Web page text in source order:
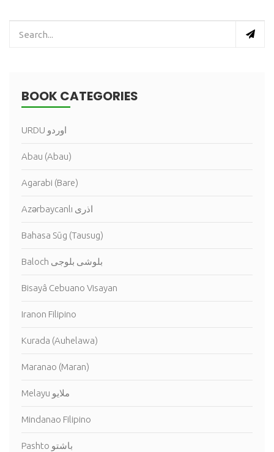
BOOK CATEGORIES
URDU اوردو
Abau (Abau)
Agarabi (Bare)
Azərbaycanlı اذرى
Bahasa Sūg (Tausug)
Baloch بلوشى بلوجى
Bisayâ Cebuano Visayan
Iranon Filipino
Kurada (Auhelawa)
Maranao (Maran)
Melayu ملايو
Mindanao Filipino
Pashto باشتو